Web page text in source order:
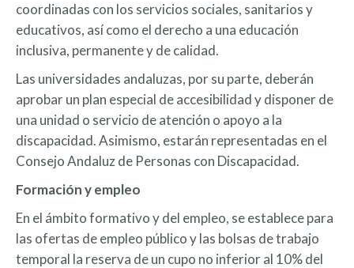
coordinadas con los servicios sociales, sanitarios y
educativos, así como el derecho a una educación
inclusiva, permanente y de calidad.
Las universidades andaluzas, por su parte, deberán
aprobar un plan especial de accesibilidad y disponer de
una unidad o servicio de atención o apoyo a la
discapacidad. Asimismo, estarán representadas en el
Consejo Andaluz de Personas con Discapacidad.
Formación y empleo
En el ámbito formativo y del empleo, se establece para
las ofertas de empleo público y las bolsas de trabajo
temporal la reserva de un cupo no inferior al 10% del